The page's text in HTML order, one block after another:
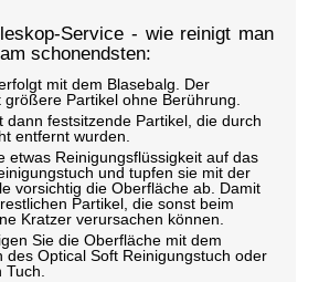
Service - wie reinigt man
schonendsten:
mit dem Blasebalg. Der
größere Partikel ohne Berührung.
dann festsitzende Partikel, die durch
entfernt wurden.
etwas Reinigungsflüssigkeit auf das
und tupfen sie mit der
vorsichtig die Oberfläche ab. Damit
Partikel, die sonst beim
Kratzer verursachen können.
Sie die Oberfläche mit dem
des Optical Soft Reinigungstuch oder
Tuch.